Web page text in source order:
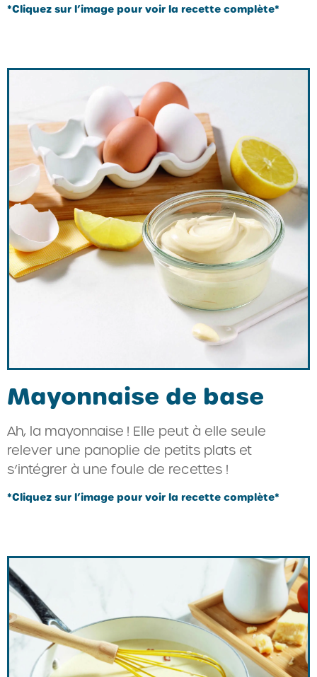
*Cliquez sur l’image pour voir la recette complète*
Mayonnaise de base
Ah, la mayonnaise ! Elle peut à elle seule
relever une panoplie de petits plats et
s’intégrer à une foule de recettes !
*Cliquez sur l’image pour voir la recette complète*